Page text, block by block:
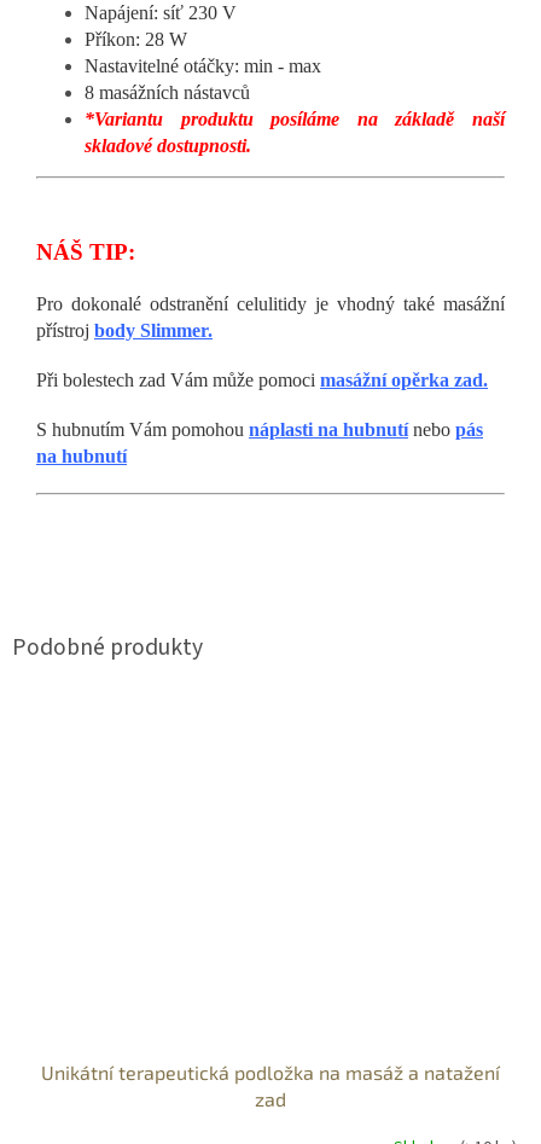
Napájení: síť 230 V
Příkon: 28 W
Nastavitelné otáčky: min - max
8 masážních nástavců
*Variantu produktu posíláme na základě naší
skladové dostupnosti.
NÁŠ TIP:
Pro dokonalé odstranění celulitidy je vhodný také masážní
přístroj body Slimmer.
Při bolestech zad Vám může pomoci masážní opěrka zad.
S hubnutím Vám pomohou náplasti na hubnutínebo pás
na hubnutí
Unikátní terapeutická podložka na masáž a natažení
zad